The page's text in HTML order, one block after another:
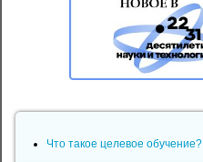
Что такое целевое обучение?